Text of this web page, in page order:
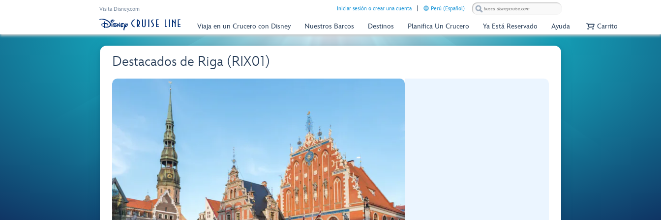
Visita Disney.com Iniciar sesión o crear una cuenta Perú (Español)
Viaja en un Crucero con Disney Nuestros Barcos Destinos Planifica Un Crucero Ya Está Reservado Ayuda Carrito
Destacados de Riga (RIX01)